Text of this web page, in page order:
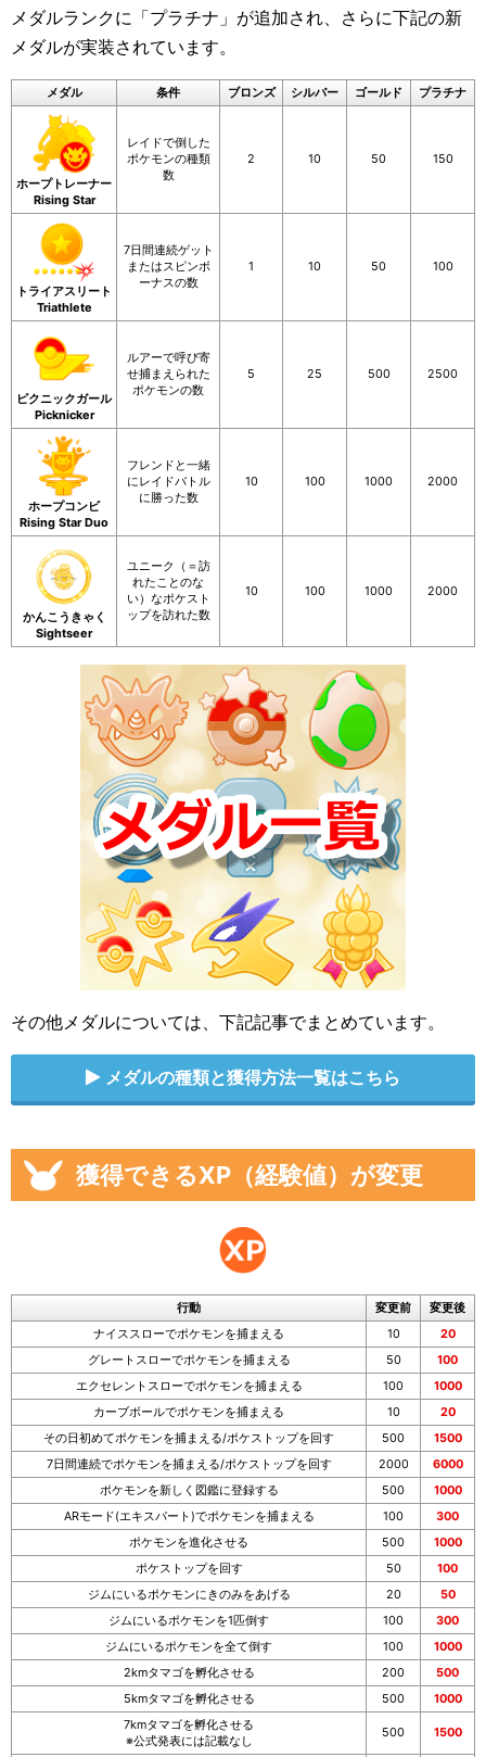
メダルランクに「プラチナ」が追加され、さらに下記の新
メダルが実装されています。
メダル 条件 ブロンズ シルバー ゴールド プラチナ
ホープトレーナー
Rising Star
レイドで倒した
ポケモンの種類
数
2 10 50 150
トライアスリート
Triathlete
7日間連続ゲット
またはスピンボ
ーナスの数
1 10 50 100
ピクニックガール
Picknicker
ルアーで呼び寄
せ捕まえられた
ポケモンの数
5 25 500 2500
ホープコンビ
Rising Star Duo
フレンドと一緒
にレイドバトル
に勝った数
10 100 1000 2000
かんこうきゃく
Sightseer
ユニーク（＝訪
れたことのな
い）なポケスト
ップを訪れた数
10 100 1000 2000
その他メダルについては、下記記事でまとめています。
メダルの種類と獲得方法一覧はこちら
獲得できるXP（経験値）が変更
行動 変更前
変更後
ナイススローでポケモンを捕まえる
10
20
グレートスローでポケモンを捕まえる
50
100
エクセレントスローでポケモンを捕まえる
100
1000
カーブボールでポケモンを捕まえる
10
20
その日初めてポケモンを捕まえる/ポケストップを回す
500
1500
7日間連続でポケモンを捕まえる/ポケストップを回す
2000
6000
ポケモンを新しく図鑑に登録する
500
1000
ARモード(エキスパート)でポケモンを捕まえる
100
300
ポケモンを進化させる
500
1000
ポケストップを回す
50
100
ジムにいるポケモンにきのみをあげる
20
50
ジムにいるポケモンを1匹倒す
100
300
ジムにいるポケモンを全て倒す
100
1000
2kmタマゴを孵化させる
200
500
5kmタマゴを孵化させる
500
1000
7kmタマゴを孵化させる
※公式発表には記載なし
500 1500